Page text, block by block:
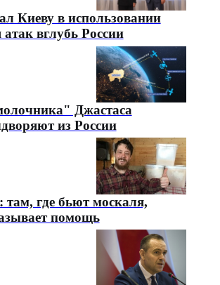
Киеву в использовании
вглубь России
Джастаса
из России
где бьют москаля,
помощь